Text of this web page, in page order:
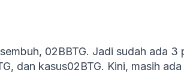
02BBTG. Jadi sudah ada 3
dan kasus02BTG. Kini, masih